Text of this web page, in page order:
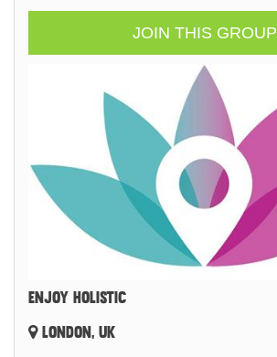
JOIN THIS GROUP
ENJOY HOLISTIC
LONDON, UK